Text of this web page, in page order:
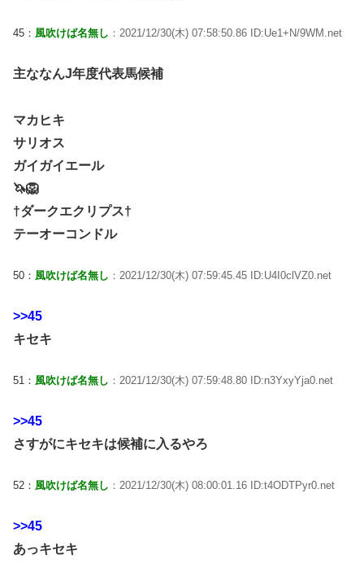
45： 風吹けば名無し ：2021/12/30(木) 07:58:50.86 ID:Ue1+N/9WM.net
主ななんJ年度代表馬候補
マカヒキ
サリオス
ガイガイエール
🦄🦁
†ダークエクリプス†
テーオーコンドル
50： 風吹けば名無し ：2021/12/30(木) 07:59:45.45 ID:U4I0clVZ0.net
>>45
キセキ
51： 風吹けば名無し ：2021/12/30(木) 07:59:48.80 ID:n3YxyYja0.net
>>45
さすがにキセキは候補に入るやろ
52： 風吹けば名無し ：2021/12/30(木) 08:00:01.16 ID:t4ODTPyr0.net
>>45
あっキセキ